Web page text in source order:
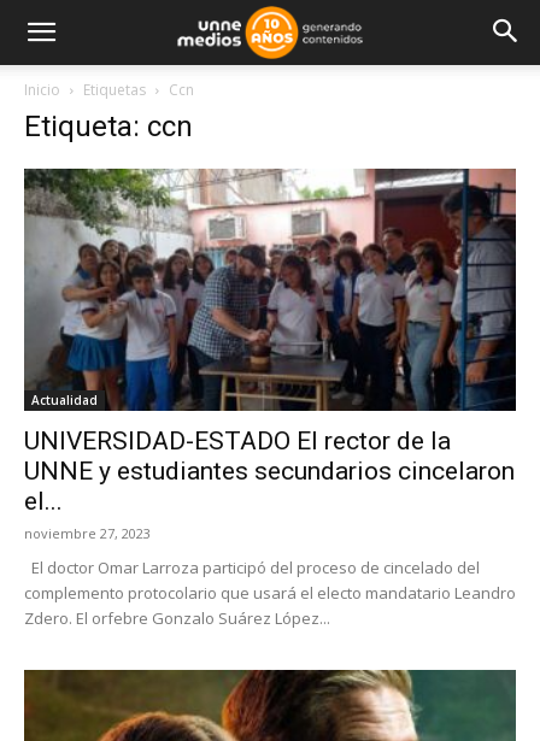
Inicio Etiquetas Ccn
Etiqueta: ccn
Actualidad
UNIVERSIDAD-ESTADO El rector de la
UNNE y estudiantes secundarios cincelaron
el...
noviembre 27, 2023
El doctor Omar Larroza participó del proceso de cincelado del
complemento protocolario que usará el electo mandatario Leandro
Zdero. El orfebre Gonzalo Suárez López...